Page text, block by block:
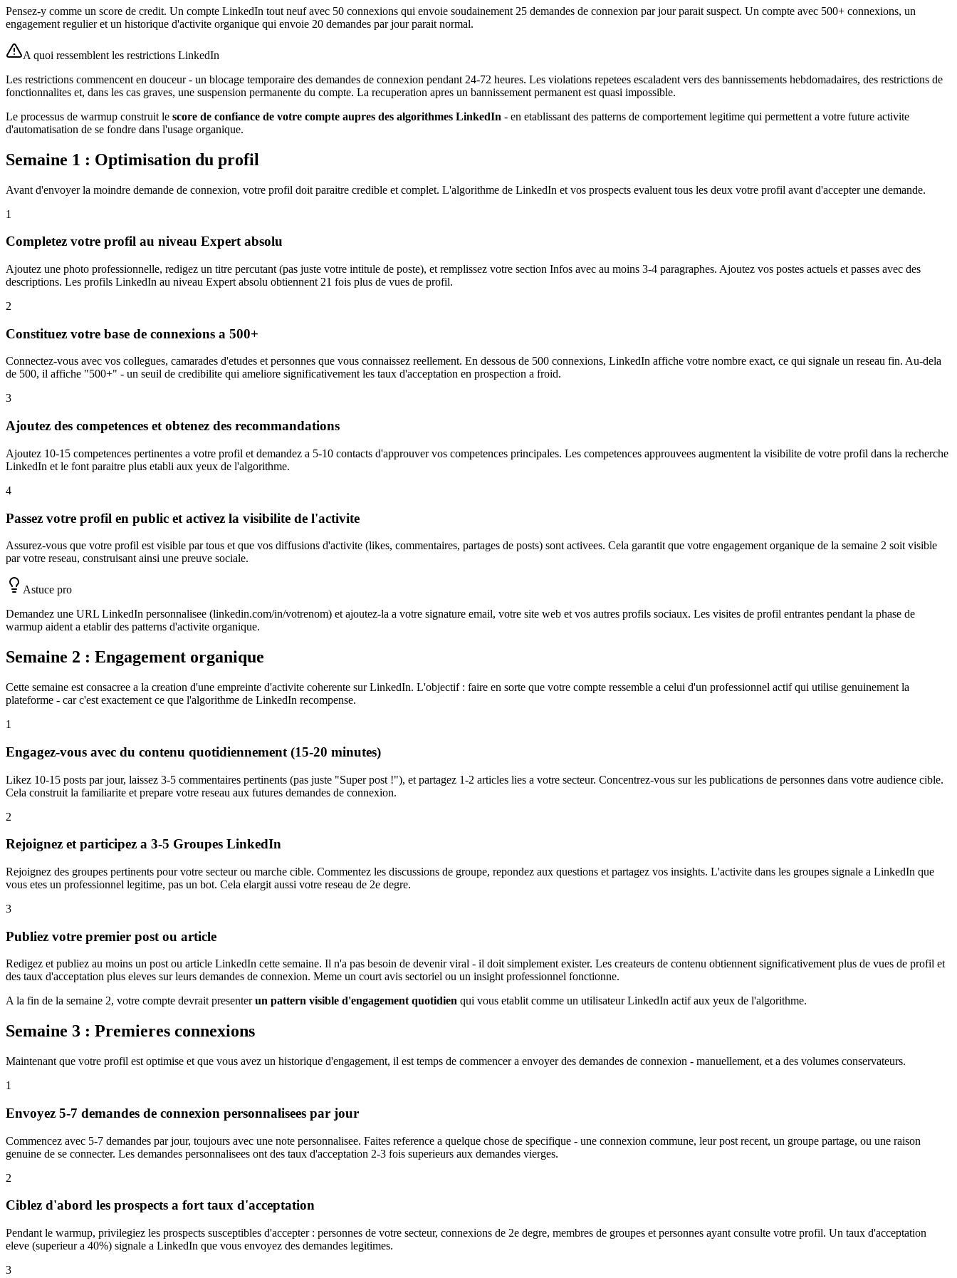
Pensez-y comme un score de credit. Un compte LinkedIn tout neuf avec 50 connexions qui envoie soudainement 25 demandes de connexion par jour parait suspect. Un compte avec 500+ connexions, un
engagement regulier et un historique d'activite organique qui envoie 20 demandes par jour parait normal.
A quoi ressemblent les restrictions LinkedIn
Les restrictions commencent en douceur - un blocage temporaire des demandes de connexion pendant 24-72 heures. Les violations repetees escaladent vers des bannissements hebdomadaires, des restrictions de
fonctionnalites et, dans les cas graves, une suspension permanente du compte. La recuperation apres un bannissement permanent est quasi impossible.
Le processus de warmup construit le score de confiance de votre compte aupres des algorithmes LinkedIn - en etablissant des patterns de comportement legitime qui permettent a votre future activite
d'automatisation de se fondre dans l'usage organique.
Semaine 1 : Optimisation du profil
Avant d'envoyer la moindre demande de connexion, votre profil doit paraitre credible et complet. L'algorithme de LinkedIn et vos prospects evaluent tous les deux votre profil avant d'accepter une demande.
1
Completez votre profil au niveau Expert absolu
Ajoutez une photo professionnelle, redigez un titre percutant (pas juste votre intitule de poste), et remplissez votre section Infos avec au moins 3-4 paragraphes. Ajoutez vos postes actuels et passes avec des
descriptions. Les profils LinkedIn au niveau Expert absolu obtiennent 21 fois plus de vues de profil.
2
Constituez votre base de connexions a 500+
Connectez-vous avec vos collegues, camarades d'etudes et personnes que vous connaissez reellement. En dessous de 500 connexions, LinkedIn affiche votre nombre exact, ce qui signale un reseau fin. Au-dela
de 500, il affiche "500+" - un seuil de credibilite qui ameliore significativement les taux d'acceptation en prospection a froid.
3
Ajoutez des competences et obtenez des recommandations
Ajoutez 10-15 competences pertinentes a votre profil et demandez a 5-10 contacts d'approuver vos competences principales. Les competences approuvees augmentent la visibilite de votre profil dans la recherche
LinkedIn et le font paraitre plus etabli aux yeux de l'algorithme.
4
Passez votre profil en public et activez la visibilite de l'activite
Assurez-vous que votre profil est visible par tous et que vos diffusions d'activite (likes, commentaires, partages de posts) sont activees. Cela garantit que votre engagement organique de la semaine 2 soit visible
par votre reseau, construisant ainsi une preuve sociale.
Astuce pro
Demandez une URL LinkedIn personnalisee (linkedin.com/in/votrenom) et ajoutez-la a votre signature email, votre site web et vos autres profils sociaux. Les visites de profil entrantes pendant la phase de
warmup aident a etablir des patterns d'activite organique.
Semaine 2 : Engagement organique
Cette semaine est consacree a la creation d'une empreinte d'activite coherente sur LinkedIn. L'objectif : faire en sorte que votre compte ressemble a celui d'un professionnel actif qui utilise genuinement la
plateforme - car c'est exactement ce que l'algorithme de LinkedIn recompense.
1
Engagez-vous avec du contenu quotidiennement (15-20 minutes)
Likez 10-15 posts par jour, laissez 3-5 commentaires pertinents (pas juste "Super post !"), et partagez 1-2 articles lies a votre secteur. Concentrez-vous sur les publications de personnes dans votre audience cible.
Cela construit la familiarite et prepare votre reseau aux futures demandes de connexion.
2
Rejoignez et participez a 3-5 Groupes LinkedIn
Rejoignez des groupes pertinents pour votre secteur ou marche cible. Commentez les discussions de groupe, repondez aux questions et partagez vos insights. L'activite dans les groupes signale a LinkedIn que
vous etes un professionnel legitime, pas un bot. Cela elargit aussi votre reseau de 2e degre.
3
Publiez votre premier post ou article
Redigez et publiez au moins un post ou article LinkedIn cette semaine. Il n'a pas besoin de devenir viral - il doit simplement exister. Les createurs de contenu obtiennent significativement plus de vues de profil et
des taux d'acceptation plus eleves sur leurs demandes de connexion. Meme un court avis sectoriel ou un insight professionnel fonctionne.
A la fin de la semaine 2, votre compte devrait presenterun pattern visible d'engagement quotidien qui vous etablit comme un utilisateur LinkedIn actif aux yeux de l'algorithme.
Semaine 3 : Premieres connexions
Maintenant que votre profil est optimise et que vous avez un historique d'engagement, il est temps de commencer a envoyer des demandes de connexion - manuellement, et a des volumes conservateurs.
1
Envoyez 5-7 demandes de connexion personnalisees par jour
Commencez avec 5-7 demandes par jour, toujours avec une note personnalisee. Faites reference a quelque chose de specifique - une connexion commune, leur post recent, un groupe partage, ou une raison
genuine de se connecter. Les demandes personnalisees ont des taux d'acceptation 2-3 fois superieurs aux demandes vierges.
2
Ciblez d'abord les prospects a fort taux d'acceptation
Pendant le warmup, privilegiez les prospects susceptibles d'accepter : personnes de votre secteur, connexions de 2e degre, membres de groupes et personnes ayant consulte votre profil. Un taux d'acceptation
eleve (superieur a 40%) signale a LinkedIn que vous envoyez des demandes legitimes.
3